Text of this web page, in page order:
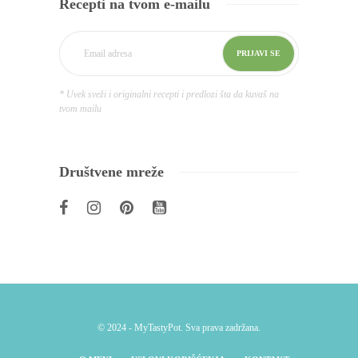
Recepti na tvom e-mailu
* Uvek sveži i originalni recepti i predlozi šta da kuvaš na
tvom mailu
Društvene mreže
© 2024 - MyTastyPot. Sva prava zadržana.